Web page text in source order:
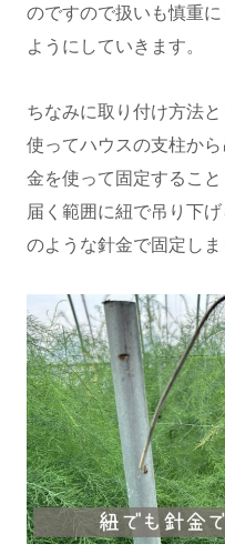
のですので扱いも慎重
ようにしていきます。
ちなみに取り付け方法
使ってハウスの支柱か
金を使って固定するこ
届く範囲に紐で吊り下
のような針金で固定しま